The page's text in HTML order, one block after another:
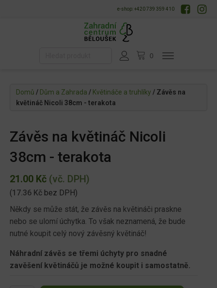
e-shop: +420 739 359 410
Domů / Dům a Zahrada / Květináče a truhlíky / Závěs na
květináč Nicoli 38cm - terakota
Závěs na květináč Nicoli
38cm - terakota
21.00 Kč (vč. DPH)
(17.36 Kč bez DPH)
Někdy se může stát, že závěs na květináči praskne
nebo se ulomí úchytka. To však neznamená, že bude
nutné koupit celý nový závěsný květináč!
Náhradní závěs se třemi úchyty pro snadné
zavěšení květináčů je možné koupit i samostatně.